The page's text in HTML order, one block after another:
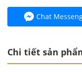
Chat
Chi tiết sản